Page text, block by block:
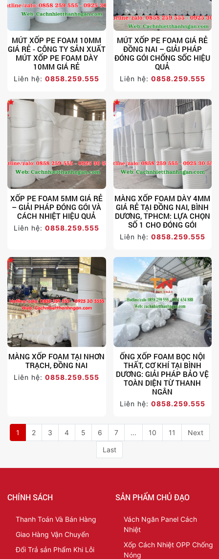
MÚT XỐP PE FOAM 10MM
GIÁ RẺ - CÔNG TY SẢN XUẤT
MÚT XỐP PE FOAM DÀY
10MM GIÁ RẺ
Liên hệ:0858.259.555
MÚT XỐP PE FOAM GIÁ RẺ
ĐỒNG NAI – GIẢI PHÁP
ĐÓNG GÓI CHỐNG SỐC HIỆU
QUẢ
Liên hệ: 0858.259.555
XỐP PE FOAM 5MM GIÁ RẺ
– GIẢI PHÁP ĐÓNG GÓI VÀ
CÁCH NHIỆT HIỆU QUẢ
Liên hệ:0858.259.555
MÀNG XỐP FOAM DÀY 4MM
GIÁ RẺ TẠI ĐỒNG NAI, BÌNH
DƯƠNG, TPHCM: LỰA CHỌN
SỐ 1 CHO ĐÓNG GÓI
Liên hệ: 0858.259.555
MÀNG XỐP FOAM TẠI NHƠN
TRẠCH, ĐỒNG NAI
Liên hệ:0858.259.555
ỐNG XỐP FOAM BỌC NỘI
THẤT, CƠ KHÍ TẠI BÌNH
DƯƠNG: GIẢI PHÁP BẢO VỆ
TOÀN DIỆN TỪ THANH
NGÂN
Liên hệ: 0858.259.555
1 2 3 4 5 6 7 ... 10 11 Next
Last
CHÍNH SÁCH
Thanh Toán Và Bán Hàng
Giao Hàng Vận Chuyển
Đổi Trả sản Phẩm Khi Lỗi
SẢN PHẨM CHỦ ĐẠO
Vách Ngăn Panel Cách
Nhiệt
Xốp Cách Nhiệt OPP Chống
Nóng